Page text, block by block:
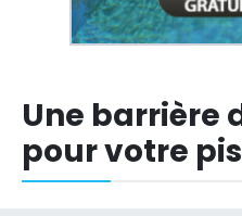
Une barrière
pour votre